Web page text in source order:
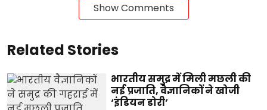
Show Comments
Related Stories
भारतीय समुद्र में मिली मछली की
नई प्रजाति, वैज्ञानिकों ने खोजी
‘इंडियन डोरी’